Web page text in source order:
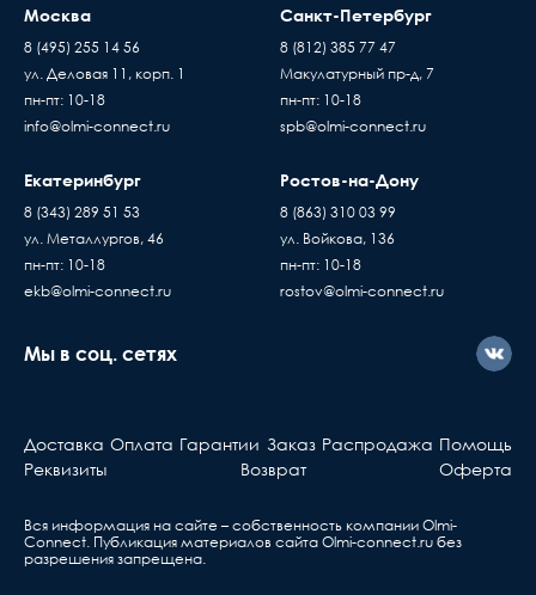
Москва
8 (495) 255 14 56
ул. Деловая 11, корп. 1
пн-пт: 10-18
info@olmi-connect.ru
Санкт-Петербург
8 (812) 385 77 47
Макулатурный пр-д, 7
пн-пт: 10-18
spb@olmi-connect.ru
Екатеринбург
8 (343) 289 51 53
ул. Металлургов, 46
пн-пт: 10-18
ekb@olmi-connect.ru
Ростов-на-Дону
8 (863) 310 03 99
ул. Войкова, 136
пн-пт: 10-18
rostov@olmi-connect.ru
Мы в соц. сетях
Доставка Оплата Гарантии Заказ Распродажа Помощь
Реквизиты
Возврат Оферта
Вся информация на сайте – собственность компании Olmi-
Сonnect. Публикация материалов сайта Olmi-connect.ru без
разрешения запрещена.